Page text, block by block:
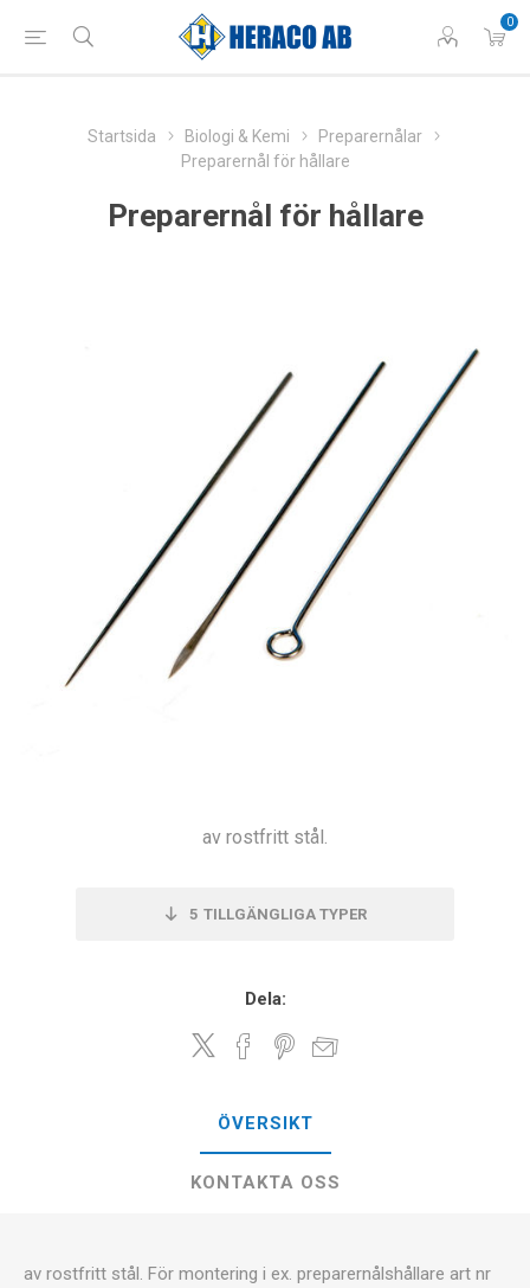
0
Startsida Biologi & Kemi
Preparernålar
Preparernål för hållare
Preparernål för hållare
av rostfritt stål.
5 TILLGÄNGLIGA TYPER
Dela:
ÖVERSIKT
KONTAKTA OSS
av rostfritt stål. För montering i ex. preparernålshållare art nr